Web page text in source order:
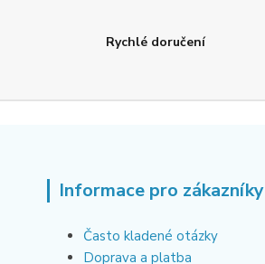
Rychlé doručení
Informace pro zákazníky
Často kladené otázky
Doprava a platba